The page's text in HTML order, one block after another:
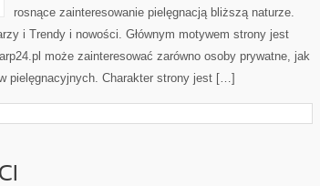
rosnące zainteresowanie pielęgnacją bliższą naturze.
i Trendy i nowości. Głównym motywem strony jest
może zainteresować zarówno osoby prywatne, jak
pielęgnacyjnych. Charakter strony jest […]